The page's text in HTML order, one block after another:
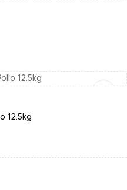
12.5kg